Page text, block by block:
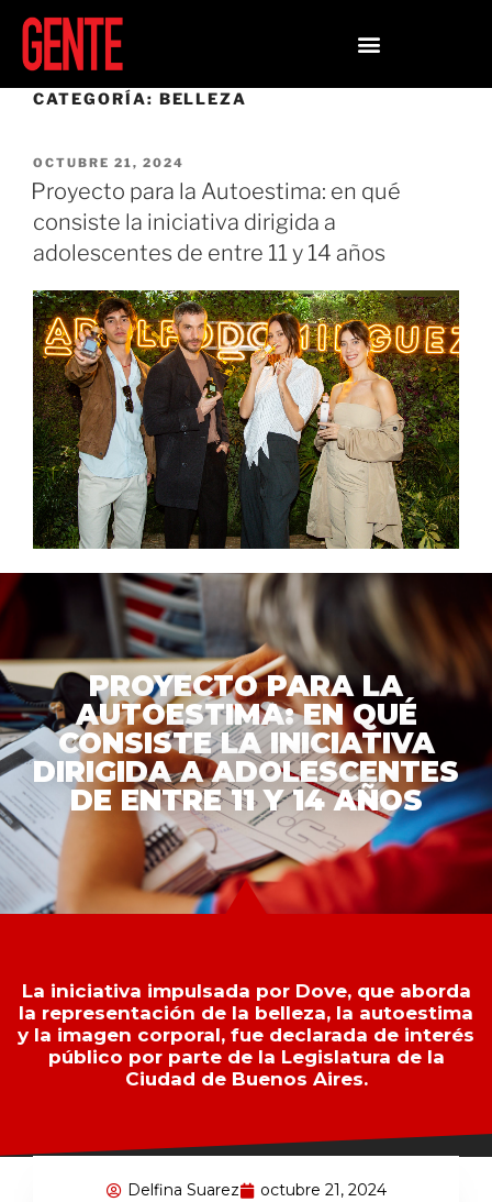
CATEGORÍA: BELLEZA
OCTUBRE 21, 2024
Proyecto para la Autoestima: en qué
consiste la iniciativa dirigida a
adolescentes de entre 11 y 14 años
PROYECTO PARA LA
AUTOESTIMA: EN QUÉ
CONSISTE LA INICIATIVA
DIRIGIDA A ADOLESCENTES
DE ENTRE 11 Y 14 AÑOS
La iniciativa impulsada por Dove, que aborda
la representación de la belleza, la autoestima
y la imagen corporal, fue declarada de interés
público por parte de la Legislatura de la
Ciudad de Buenos Aires.
Delfina Suarez
octubre 21, 2024